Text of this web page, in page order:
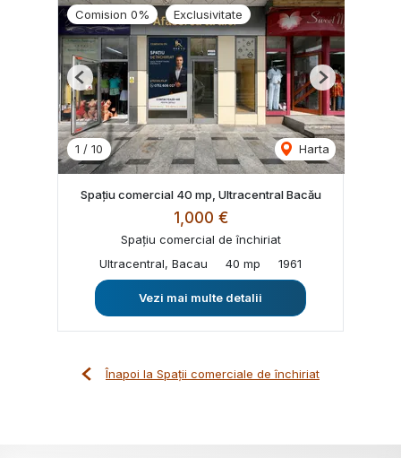
Comision 0% Exclusivitate
1 / 10 Harta
Previous Next
Spațiu comercial 40 mp, Ultracentral Bacău
1,000 €
Spațiu comercial de închiriat
Ultracentral, Bacau
40 mp 1961
Vezi mai multe detalii
Înapoi la Spații comerciale de închiriat